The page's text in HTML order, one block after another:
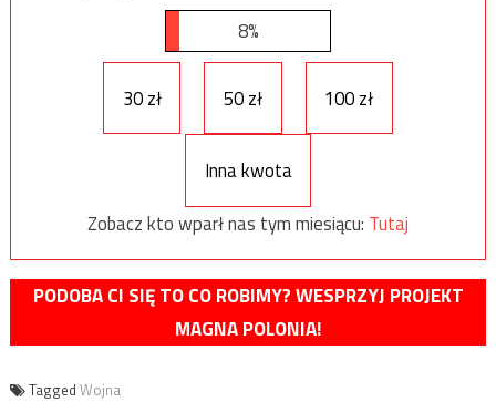
8%
30 zł 50 zł 100 zł
Inna kwota
Zobacz kto wparł nas tym miesiącu: Tutaj
PODOBA CI SIĘ TO CO ROBIMY? WESPRZYJ PROJEKT
MAGNA POLONIA!
Tagged Wojna